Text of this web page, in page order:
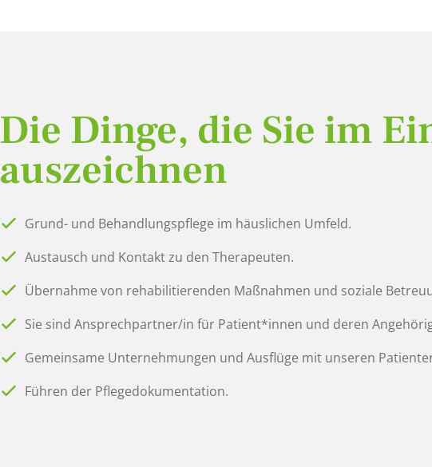
Die Dinge, die Sie im
auszeichnen
Grund- und Behandlungspflege im häuslichen Umfeld.
Austausch und Kontakt zu den Therapeuten.
Übernahme von rehabilitierenden Maßnahmen und soziale
Sie sind Ansprechpartner/in für Patient*innen und deren
Gemeinsame Unternehmungen und Ausflüge mit unseren
Führen der Pflegedokumentation.